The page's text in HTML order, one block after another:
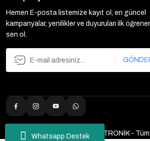
Whatsapp Destek
Hemen E-posta listemize kayıt ol, en güncel
kampanyalar, yenilikler ve duyuruları ilk
sen ol.
2025 Copyright ULUTAŞ ELEKTRONİK - Tüm